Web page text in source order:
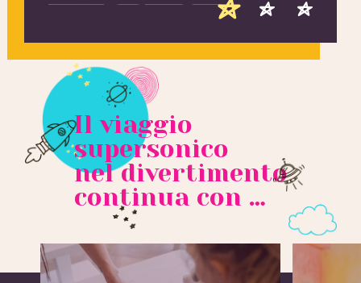
Il viaggio
supersonico
nel divertimento
continua con …